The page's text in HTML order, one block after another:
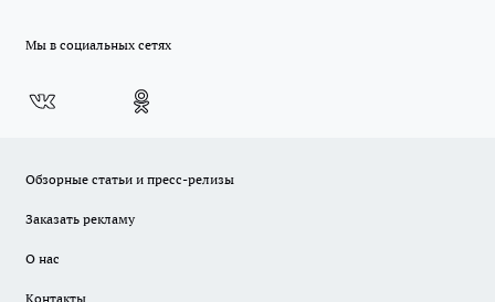
Мы в социальных сетях
Обзорные статьи и пресс-релизы
Заказать рекламу
О нас
Контакты